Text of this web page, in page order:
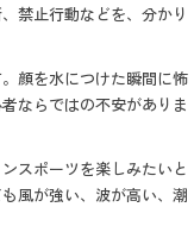
禁止行動などを、分かり
顔を水につけた瞬間に怖
ならではの不安がありま
スポーツを楽しみたいと
風が強い、波が高い、潮